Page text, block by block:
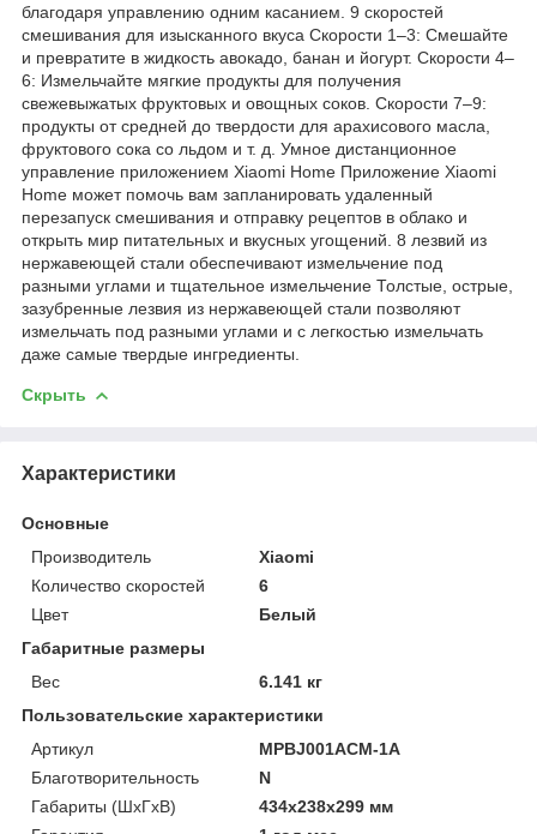
благодаря управлению одним касанием. 9 скоростей
смешивания для изысканного вкуса Скорости 1–3: Смешайте
и превратите в жидкость авокадо, банан и йогурт. Скорости 4–
6: Измельчайте мягкие продукты для получения
свежевыжатых фруктовых и овощных соков. Скорости 7–9:
продукты от средней до твердости для арахисового масла,
фруктового сока со льдом и т. д. Умное дистанционное
управление приложением Xiaomi Home Приложение Xiaomi
Home может помочь вам запланировать удаленный
перезапуск смешивания и отправку рецептов в облако и
открыть мир питательных и вкусных угощений. 8 лезвий из
нержавеющей стали обеспечивают измельчение под
разными углами и тщательное измельчение Толстые, острые,
зазубренные лезвия из нержавеющей стали позволяют
измельчать под разными углами и с легкостью измельчать
даже самые твердые ингредиенты.
Скрыть
Характеристики
Основные
Производитель
Xiaomi
Количество скоростей
6
Цвет
Белый
Габаритные размеры
Вес
6.141 кг
Пользовательские характеристики
Артикул
MPBJ001ACM-1A
Благотворительность
N
Габариты (ШхГхВ)
434x238x299 мм